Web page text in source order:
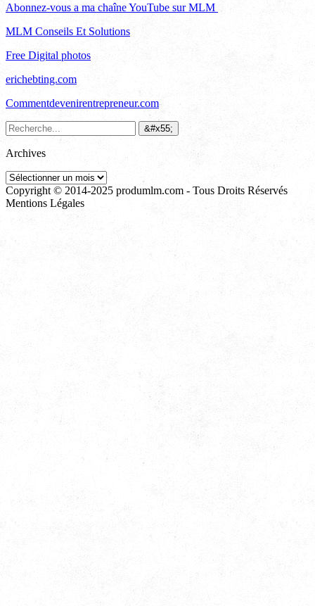
Abonnez-vous a ma chaîne YouTube sur MLM
MLM Conseils Et Solutions
Free Digital photos
erichebting.com
Commentdevenirentrepreneur.com
Archives
Archives
Copyright © 2014-2025 produmlm.com - Tous Droits Réservés
Mentions Légales